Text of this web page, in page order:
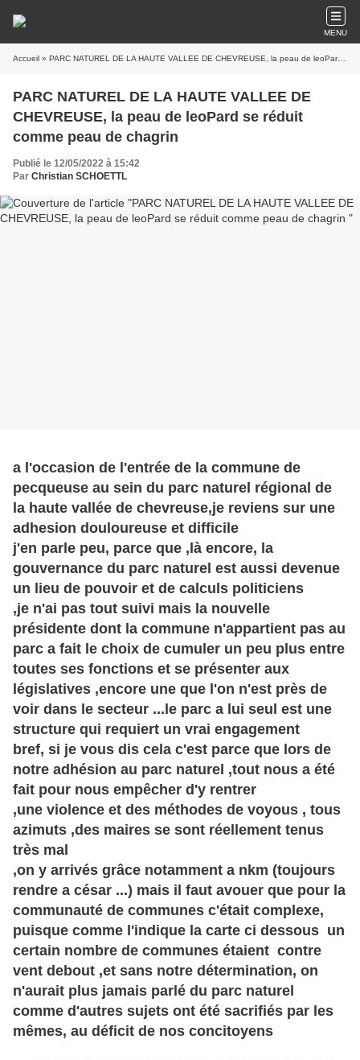
MENU
Accueil » PARC NATUREL DE LA HAUTE VALLEE DE CHEVREUSE, la peau de leoPard se réduit comme peau de chagrin
PARC NATUREL DE LA HAUTE VALLEE DE
CHEVREUSE, la peau de leoPard se réduit
comme peau de chagrin
Publié le 12/05/2022 à 15:42
Par Christian SCHOETTL
a l'occasion de l'entrée de la commune de
pecqueuse au sein du parc naturel régional de
la haute vallée de chevreuse,je reviens sur une
adhesion douloureuse et difficile
j'en parle peu, parce que ,là encore, la
gouvernance du parc naturel est aussi devenue
un lieu de pouvoir et de calculs politiciens
,je n'ai pas tout suivi mais la nouvelle
présidente dont la commune n'appartient pas au
parc a fait le choix de cumuler un peu plus entre
toutes ses fonctions et se présenter aux
législatives ,encore une que l'on n'est près de
voir dans le secteur ...le parc a lui seul est une
structure qui requiert un vrai engagement
bref, si je vous dis cela c'est parce que lors de
notre adhésion au parc naturel ,tout nous a été
fait pour nous empêcher d'y rentrer
,une violence et des méthodes de voyous , tous
azimuts ,des maires se sont réellement tenus
très mal
,on y arrivés grâce notamment a nkm (toujours
rendre a césar ...) mais il faut avouer que pour la
communauté de communes c'était complexe,
puisque comme l'indique la carte ci dessous un
certain nombre de communes étaient contre
vent debout ,et sans notre détermination, on
n'aurait plus jamais parlé du parc naturel
comme d'autres sujets ont été sacrifiés par les
mêmes, au déficit de nos concitoyens